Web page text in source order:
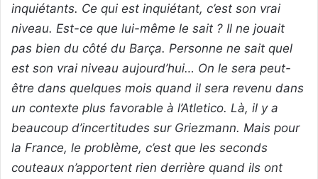
inquiétants. Ce qui est inquiétant, c’est son vrai
niveau. Est-ce que lui-même le sait ? Il ne jouait
pas bien du côté du Barça. Personne ne sait quel
est son vrai niveau aujourd’hui… On le sera peut-
être dans quelques mois quand il sera revenu dans
un contexte plus favorable à l’Atletico. Là, il y a
beaucoup d’incertitudes sur Griezmann. Mais pour
la France, le problème, c’est que les seconds
couteaux n’apportent rien derrière quand ils ont